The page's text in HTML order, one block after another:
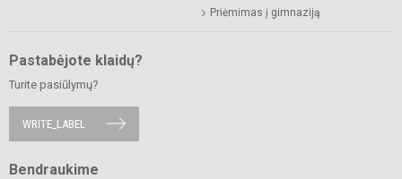
Priėmimas į gimnaziją
Pastabėjote klaidų?
Turite pasiūlymų?
WRITE_LABEL
Bendraukime